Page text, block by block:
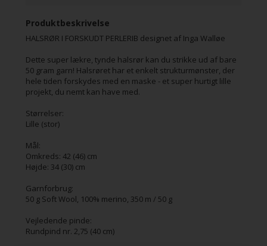
Produktbeskrivelse
HALSRØR I FORSKUDT PERLERIB designet af Inga Walløe
Dette super lækre, tynde halsrør kan du strikke ud af bare
50 gram garn! Halsrøret har et enkelt strukturmønster, der
hele tiden forskydes med en maske - et super hurtigt lille
projekt, du nemt kan have med.
Størrelser:
Lille (stor)
Mål:
Omkreds: 42 (46) cm
Højde: 34 (30) cm
Garnforbrug:
50 g Soft Wool, 100% merino, 350 m / 50 g
Vejledende pinde:
Rundpind nr. 2,75 (40 cm)